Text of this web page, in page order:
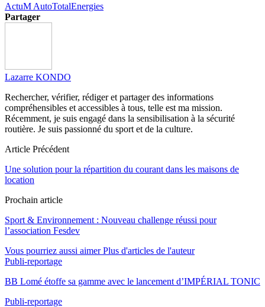
ActuM AutoTotalEnergies
Partager
Lazarre KONDO
Rechercher, vérifier, rédiger et partager des informations
compréhensibles et accessibles à tous, telle est ma mission.
Récemment, je suis engagé dans la sensibilisation à la sécurité
routière. Je suis passionné du sport et de la culture.
Article Précédent
Une solution pour la répartition du courant dans les maisons de
location
Prochain article
Sport & Environnement : Nouveau challenge réussi pour
l’association Fesdev
Vous pourriez aussi aimer Plus d'articles de l'auteur
Publi-reportage
BB Lomé étoffe sa gamme avec le lancement d’IMPÉRIAL TONIC
Publi-reportage